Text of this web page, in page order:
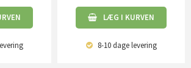
LÆG I KURVEN
8-10 dagelevering